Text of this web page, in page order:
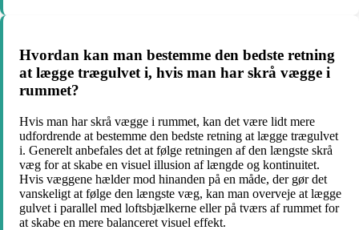
Hvordan kan man bestemme den bedste retning
at lægge trægulvet i, hvis man har skrå vægge i
rummet?
Hvis man har skrå vægge i rummet, kan det være lidt mere
udfordrende at bestemme den bedste retning at lægge trægulvet
i. Generelt anbefales det at følge retningen af den længste skrå
væg for at skabe en visuel illusion af længde og kontinuitet.
Hvis væggene hælder mod hinanden på en måde, der gør det
vanskeligt at følge den længste væg, kan man overveje at lægge
gulvet i parallel med loftsbjælkerne eller på tværs af rummet for
at skabe en mere balanceret visuel effekt.